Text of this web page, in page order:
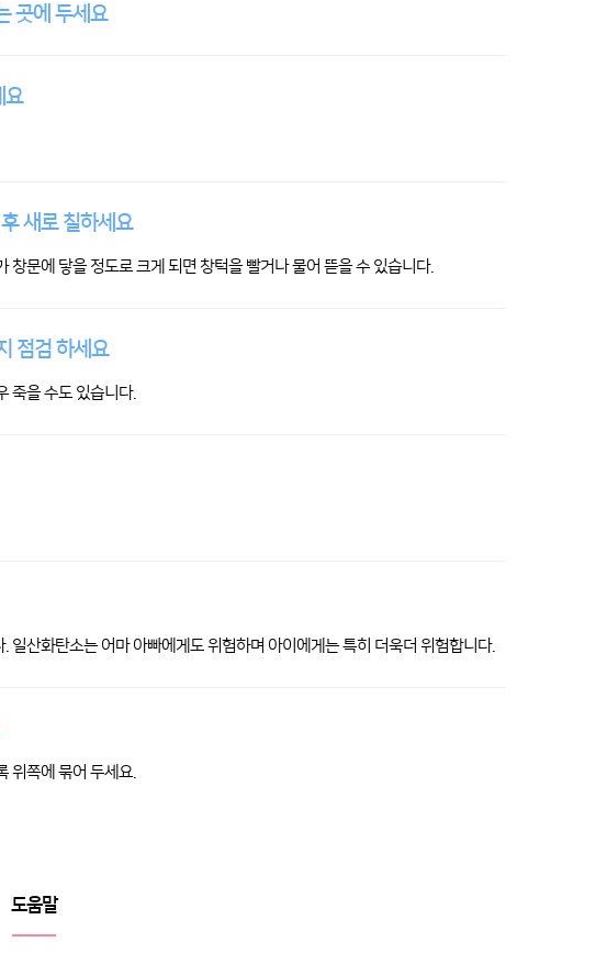
곳에 두세요
요
새로 칠하세요
문에 닿을 정도로 크게 되면 창턱을 빨거나 물어 뜯을 수 있습니다.
점검 하세요
죽을 수도 있습니다.
산화탄소는 어마 아빠에게도 위험하며 아이에게는 특히 더욱더 위험합니다.
위쪽에 묶어 두세요.
도움말